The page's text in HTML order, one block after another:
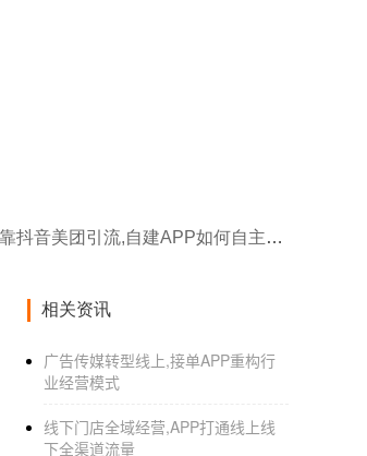
不靠抖音美团引流,自建APP如何自主获客?
相关资讯
广告传媒转型线上,接单APP重构行
业经营模式
线下门店全域经营,APP打通线上线
下全渠道流量